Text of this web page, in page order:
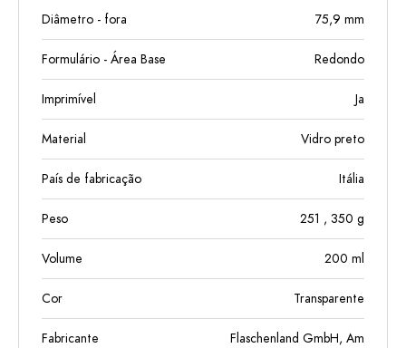
Diâmetro - fora 75,9 mm
Formulário - Área Base Redondo
Imprimível Ja
Material Vidro preto
País de fabricação Itália
Peso 251 , 350 g
Volume 200 ml
Cor Transparente
Fabricante
Flaschenland GmbH, Am